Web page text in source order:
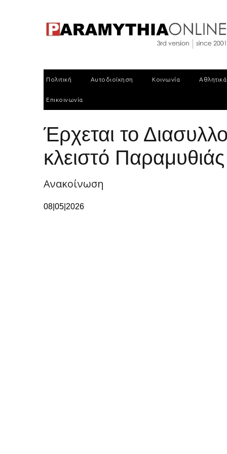
Πολιτική Αυτοδιοίκηση Κοινωνία Αθλητικά
Επικοινωνία
Έρχεται το
κλειστό
Ανακοίνωση
08|05|2026